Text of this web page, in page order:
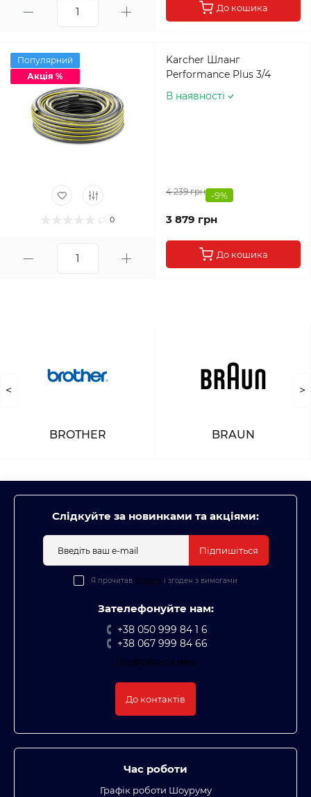
До кошика
Популярний
Акція %
0
Karcher Шланг
Performance Plus 3/4
В наявності
4 239 грн -9%
3 879 грн
До кошика
<
BROTHER BRAUN
>
Слідкуйте за новинками та акціями:
Підпишіться
Я прочитав Оплата і згоден з вимогами
Зателефонуйте нам:
+38 050 999 84 1 6
+38 067 999 84 66
Передзвоніть мені
До контактів
Час роботи
Графік роботи Шоуруму